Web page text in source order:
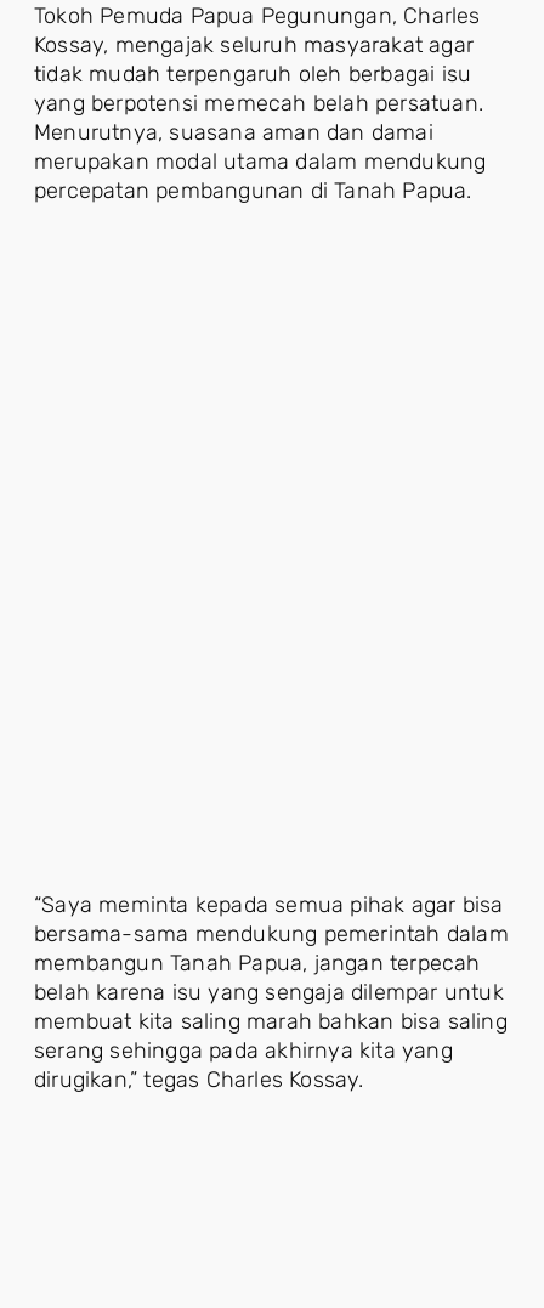
Tokoh Pemuda Papua Pegunungan, Charles
Kossay, mengajak seluruh masyarakat agar
tidak mudah terpengaruh oleh berbagai isu
yang berpotensi memecah belah persatuan.
Menurutnya, suasana aman dan damai
merupakan modal utama dalam mendukung
percepatan pembangunan di Tanah Papua.
“Saya meminta kepada semua pihak agar bisa
bersama-sama mendukung pemerintah dalam
membangun Tanah Papua, jangan terpecah
belah karena isu yang sengaja dilempar untuk
membuat kita saling marah bahkan bisa saling
serang sehingga pada akhirnya kita yang
dirugikan,” tegas Charles Kossay.